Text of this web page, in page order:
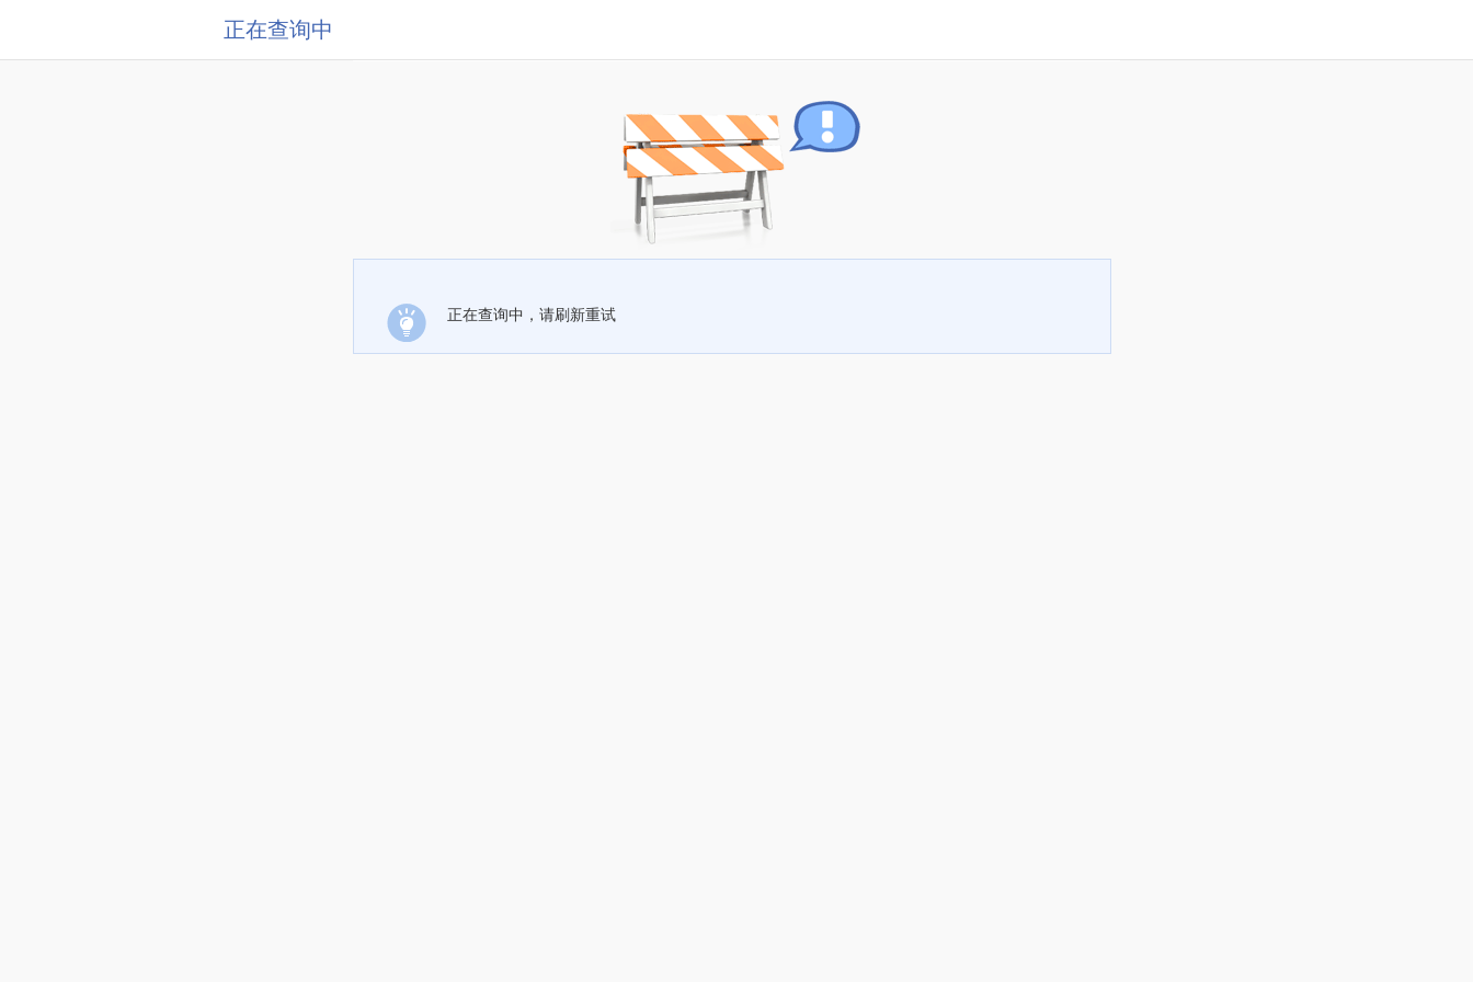
正在查询中
正在查询中，请刷新重试